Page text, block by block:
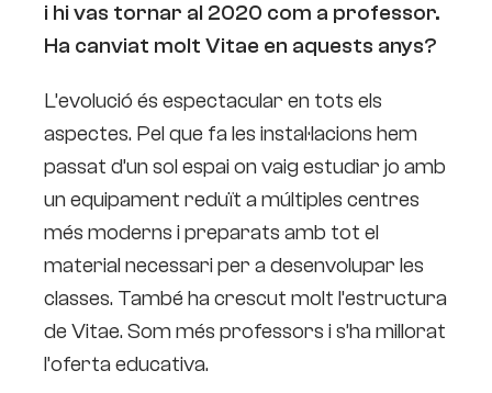
i hi vas tornar al 2020 com a professor.
Ha canviat molt Vitae en aquests anys?
L’evolució és espectacular en tots els
aspectes. Pel que fa les instal·lacions hem
passat d’un sol espai on vaig estudiar jo amb
un equipament reduït a múltiples centres
més moderns i preparats amb tot el
material necessari per a desenvolupar les
classes. També ha crescut molt l’estructura
de Vitae. Som més professors i s’ha millorat
l’oferta educativa.